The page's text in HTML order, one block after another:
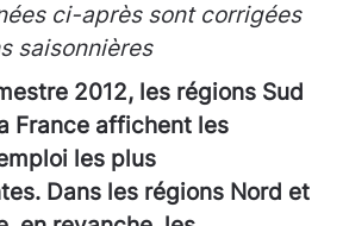
ci-après sont corrigées
saisonnières
2012, les régions Sud
France affichent les
les plus
Dans les régions Nord et